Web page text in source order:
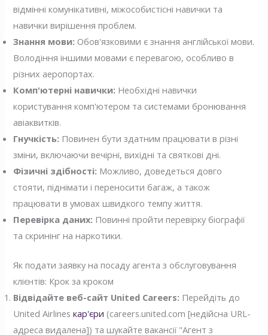
відмінні комунікативні, міжособистісні навички та
навички вирішення проблем.
Знання мови: Обов'язковими є знання англійської мови.
Володіння іншими мовами є перевагою, особливо в
різних аеропортах.
Комп'ютерні навички: Необхідні навички
користування комп'ютером та системами бронювання
авіаквитків.
Гнучкість: Повинен бути здатним працювати в різні
зміни, включаючи вечірні, вихідні та святкові дні.
Фізичні здібності: Можливо, доведеться довго
стояти, піднімати і переносити багаж, а також
працювати в умовах швидкого темпу життя.
Перевірка даних: Повинні пройти перевірку біографії
та скринінг на наркотики.
Як подати заявку на посаду агента з обслуговування
клієнтів: Крок за кроком
Відвідайте веб-сайт United Careers: Перейдіть до
United Airlinesкар'єри (careers.united.com [недійсна URL-
адреса видалена]) та шукайте вакансії "Агент з